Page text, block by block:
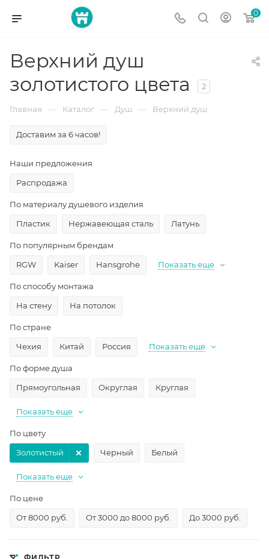
0
Верхний душ
золотистого цвета
2
Главная — Каталог — Душ — Верхний душ
Доставим за 6 часов!
Наши предложения
Распродажа
По материалу душевого изделия
Пластик
Нержавеющая сталь Латунь
По популярным брендам
RGW
Kaiser Hansgrohe Показать еще
По способу монтажа
На стену
На потолок
По стране
Чехия
Китай Россия Показать еще
По форме душа
Прямоугольная
Округлая Круглая
Показать еще
По цвету
Черный
Белый
Золотистый
Показать еще
По цене
От 8000 руб.
От 3000 до 8000 руб. До 3000 руб.